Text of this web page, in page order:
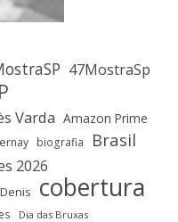
47MostraSp
Varda Amazon Prime
biografia Brasil
2026
cobertura
Dia das Bruxas